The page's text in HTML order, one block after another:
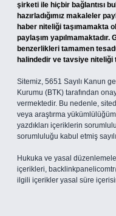
şirketi ile hiçbir bağlantısı
hazırladığımız makaleler
haber niteliği taşımamakta
paylaşım
benzerlikleri tamamen
halindedir ve tavsiye niteliği
Sitemiz, 5651 Sayılı Kanun
Kurumu (BTK) tarafından
vermektedir. Bu nedenle,
veya araştırma
yazdıkları içeriklerin
sorumluluğu kabul etmiş
Hukuka ve yasal
içerikleri,
ilgili içerikler yasal süre